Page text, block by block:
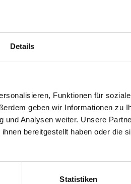
Details
Funktionen für
geben wir Informationen zu
Analysen weiter. Unsere
bereitgestellt haben oder die
Statistiken
für Dein